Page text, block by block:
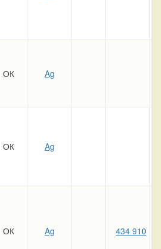
ОК Ag
ОК Ag
ОК Ag 434 910